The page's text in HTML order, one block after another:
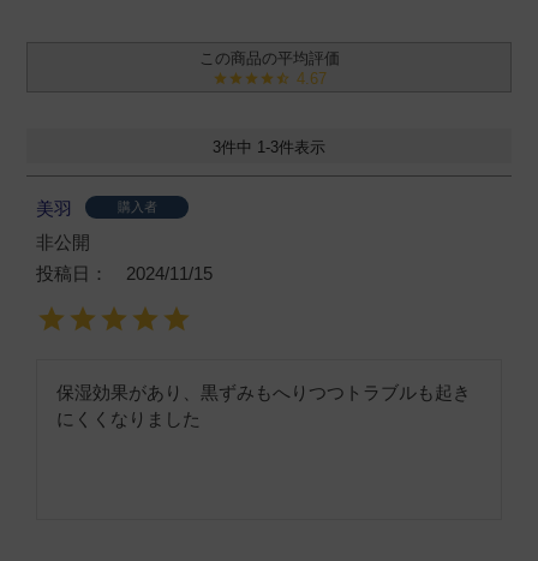
4.67
3件中 1-3件表示
美羽 購入者
非公開
投稿日
2024/11/15
保湿効果があり、黒ずみもへりつつトラブルも起き
にくくなりました